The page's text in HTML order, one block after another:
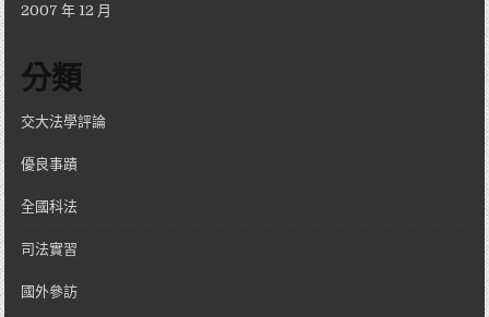
2007 年 12 月
分類
交大法學評論
優良事蹟
全國科法
司法實習
國外參訪